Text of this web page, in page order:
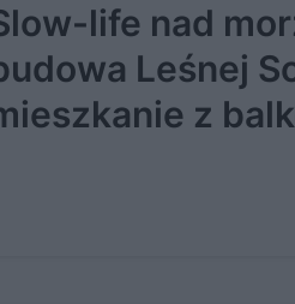
life nad
Leśnej
z